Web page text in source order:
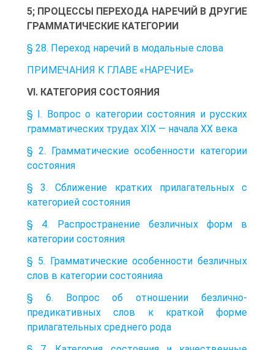
5; ПРОЦЕССЫ ПЕРЕХОДА НАРЕЧИЙ В ДРУГИЕ
ГРАММАТИЧЕСКИЕ КАТЕГОРИИ
§ 28. Переход наречий в модальные слова
ПРИМЕЧАНИЯ К ГЛАВЕ «НАРЕЧИЕ»
VI. КАТЕГОРИЯ СОСТОЯНИЯ
§ I. Вопрос о категории состояния и русских
грамматических трудах XIX — начала XX века
§ 2. Грамматические особенности категории
состояния
§ 3. Сближение кратких прилагательных с
категорией состояния
§ 4. Распространение безличных форм в
категории состояния
§ 5. Грамматические особенности безличных
слов в категории состоянияa
§ 6. Вопрос об отношении безлично-
предикативных слов к краткой форме
прилагательных среднего рода